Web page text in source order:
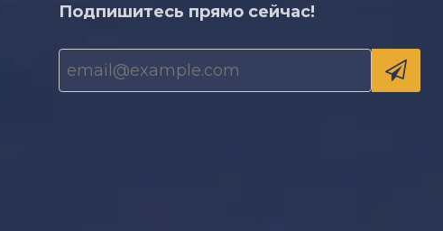
Подпишитесь прямо сейчас!